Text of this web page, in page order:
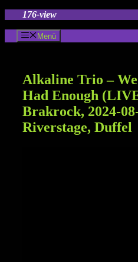
springen
176-view
Menü
Alkaline Trio –
Had Enough
Brakrock, 2024-
Riverstage, Duffel